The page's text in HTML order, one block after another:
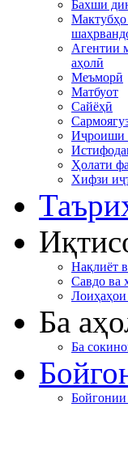
Бахши
Мактубҳо
Агентии
аҳолӣ
Меъморӣ
Матбуот
Сайёҳӣ
Иҷроиши
Ҳолати
Хифзи
Нақлиёт
Савдо ва
Лоиҳаҳои
Ба
Ба
Бойгонии